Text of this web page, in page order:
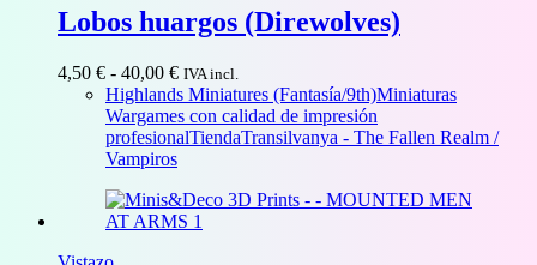
Lobos huargos (Direwolves)
4,50 € - 40,00 €Rango
de
precios:
desde
40,00 €
IVA incl.
Highlands Miniatures (Fantasía/9th)Miniaturas
Wargames con calidad de impresión
profesionalTiendaTransilvanya - The Fallen Realm /
Vampiros